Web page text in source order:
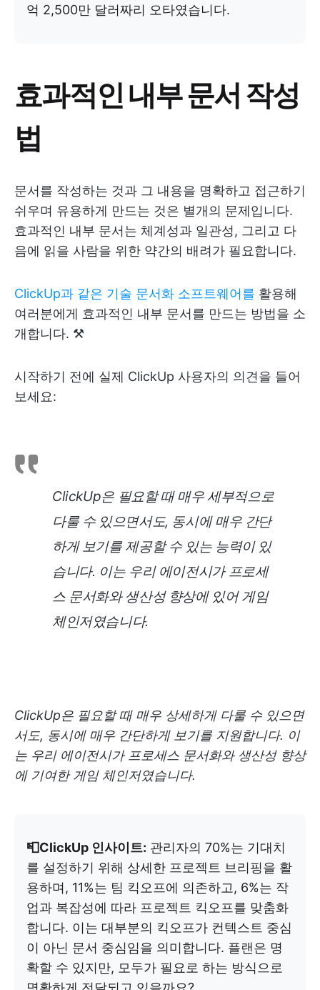
억 2,500만 달러짜리 오타였습니다.
효과적인 내부 문서 작성
법
문서를 작성하는 것과 그 내용을 명확하고 접근하기
쉬우며 유용하게 만드는 것은 별개의 문제입니다.
효과적인 내부 문서는 체계성과 일관성, 그리고 다
음에 읽을 사람을 위한 약간의 배려가 필요합니다.
ClickUp과 같은 기술 문서화 소프트웨어를 활용해
여러분에게 효과적인 내부 문서를 만드는 방법을 소
개합니다. ⚒️
시작하기 전에 실제 ClickUp 사용자의 의견을 들어
보세요:
ClickUp은 필요할 때 매우 세부적으로
다룰 수 있으면서도, 동시에 매우 간단
하게 보기를 제공할 수 있는 능력이 있
습니다. 이는 우리 에이전시가 프로세
스 문서화와 생산성 향상에 있어 게임
체인저였습니다.
ClickUp은 필요할 때 매우 상세하게 다룰 수 있으면
서도, 동시에 매우 간단하게 보기를 지원합니다. 이
는 우리 에이전시가 프로세스 문서화와 생산성 향상
에 기여한 게임 체인저였습니다.
📮ClickUp 인사이트: 관리자의 70%는 기대치
를 설정하기 위해 상세한 프로젝트 브리핑을 활
용하며, 11%는 팀 킥오프에 의존하고, 6%는 작
업과 복잡성에 따라 프로젝트 킥오프를 맞춤화
합니다. 이는 대부분의 킥오프가 컨텍스트 중심
이 아닌 문서 중심임을 의미합니다. 플랜은 명
확할 수 있지만, 모두가 필요로 하는 방식으로